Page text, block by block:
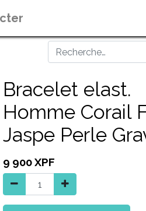
Bracelet elast.
Homme Corail
Jaspe Perle
9 900XPF